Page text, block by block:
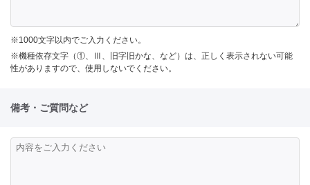
※1000文字以内でご入力ください。
※機種依存文字（①、Ⅲ、旧字旧かな、など）は、正しく表示されない可能
性がありますので、使用しないでください。
備考・ご質問など